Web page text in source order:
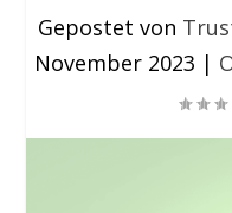
Gepostet von
November 2023 |